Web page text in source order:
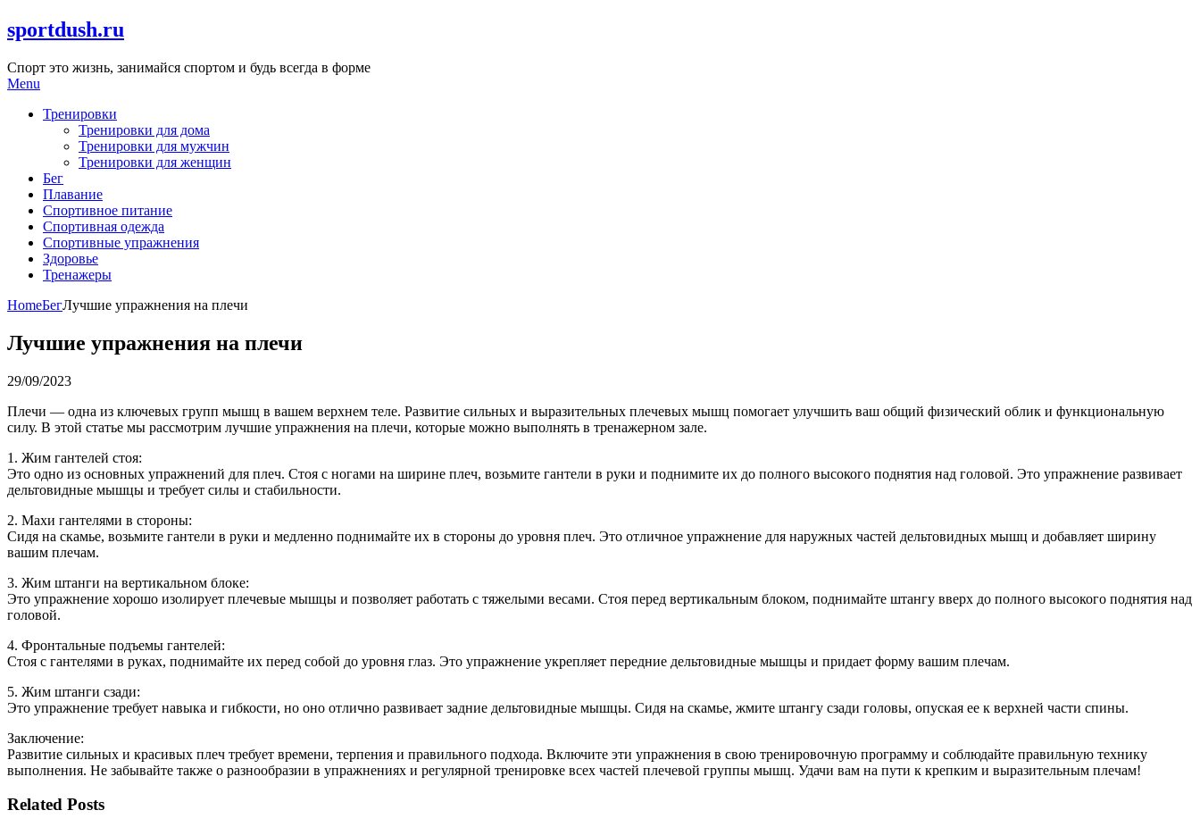
Skip
to
sportdush.ru
Спорт это жизнь, занимайся спортом и будь всегда в форме
Menu
Тренировки
Тренировки для дома
Тренировки для мужчин
Тренировки для женщин
Бег
Плавание
Спортивное питание
Спортивная одежда
Спортивные упражнения
Здоровье
Тренажеры
HomeБегЛучшие упражнения на плечи
Лучшие упражнения на плечи
29/09/2023
Плечи — одна из ключевых групп мышц в вашем верхнем теле. Развитие сильных и выразительных плечевых мышц помогает улучшить ваш общий физический облик и функциональную
силу. В этой статье мы рассмотрим лучшие упражнения на плечи, которые можно выполнять в тренажерном зале.
1. Жим гантелей стоя:
Это одно из основных упражнений для плеч. Стоя с ногами на ширине плеч, возьмите гантели в руки и поднимите их до полного высокого поднятия над головой. Это упражнение развивает
дельтовидные мышцы и требует силы и стабильности.
2. Махи гантелями в стороны:
Сидя на скамье, возьмите гантели в руки и медленно поднимайте их в стороны до уровня плеч. Это отличное упражнение для наружных частей дельтовидных мышц и добавляет ширину
вашим плечам.
3. Жим штанги на вертикальном блоке:
Это упражнение хорошо изолирует плечевые мышцы и позволяет работать с тяжелыми весами. Стоя перед вертикальным блоком, поднимайте штангу вверх до полного высокого поднятия над
головой.
4. Фронтальные подъемы гантелей:
Стоя с гантелями в руках, поднимайте их перед собой до уровня глаз. Это упражнение укрепляет передние дельтовидные мышцы и придает форму вашим плечам.
5. Жим штанги сзади:
Это упражнение требует навыка и гибкости, но оно отлично развивает задние дельтовидные мышцы. Сидя на скамье, жмите штангу сзади головы, опуская ее к верхней части спины.
Заключение:
Развитие сильных и красивых плеч требует времени, терпения и правильного подхода. Включите эти упражнения в свою тренировочную программу и соблюдайте правильную технику
выполнения. Не забывайте также о разнообразии в упражнениях и регулярной тренировке всех частей плечевой группы мышц. Удачи вам на пути к крепким и выразительным плечам!
Related Posts